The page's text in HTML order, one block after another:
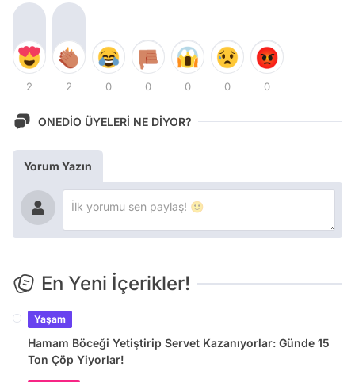
2 2 0 0 0 0 0
ONEDİO ÜYELERİ NE DİYOR?
Yorum Yazın
En Yeni İçerikler!
Yaşam
Hamam Böceği Yetiştirip Servet Kazanıyorlar: Günde 15
Ton Çöp Yiyorlar!